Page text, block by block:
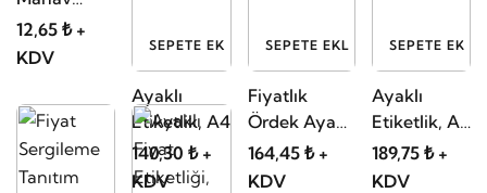
Plastik
Etiketliği
12,65 ₺ +
KDV
SEPETE EKLE
Ayaklı
Etiketlik, A4
140,30 ₺ +
KDV
SEPETE EKLE
Fiyatlık
Ördek Ayak
Plastik, A5
164,45 ₺ +
KDV
SEPETE EKLE
Ayaklı
Etiketlik, A5
Plastik
Çerçeve
189,75 ₺ +
KDV